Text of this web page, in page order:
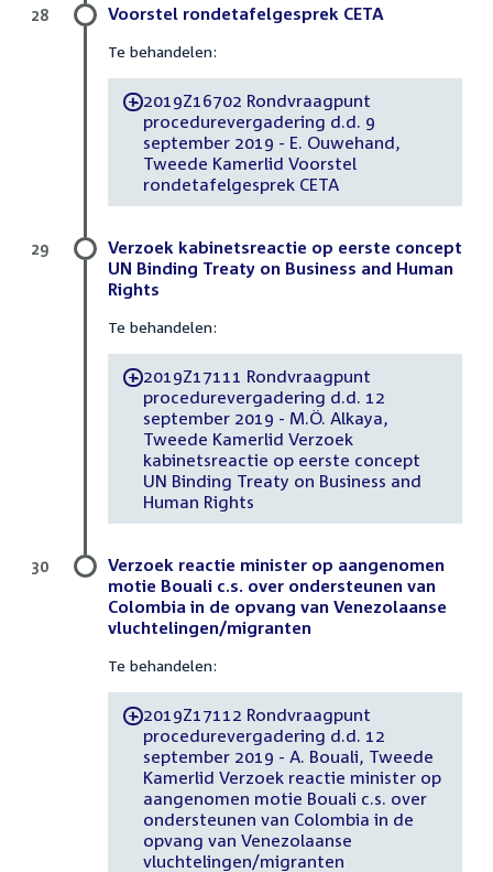
Voorstel rondetafelgesprek CETA
Te behandelen:
-2019Z16702 Rondvraagpunt
procedurevergadering d.d. 9
september 2019 - E. Ouwehand,
Tweede Kamerlid Voorstel
rondetafelgesprek CETA
28
Verzoek kabinetsreactie op eerste concept
UN Binding Treaty on Business and Human
Rights
Te behandelen:
-2019Z17111 Rondvraagpunt
procedurevergadering d.d. 12
september 2019 - M.Ö. Alkaya,
Tweede Kamerlid Verzoek
kabinetsreactie op eerste concept
UN Binding Treaty on Business and
Human Rights
29
Verzoek reactie minister op aangenomen
motie Bouali c.s. over ondersteunen van
Colombia in de opvang van Venezolaanse
vluchtelingen/migranten
Te behandelen:
-2019Z17112 Rondvraagpunt
procedurevergadering d.d. 12
september 2019 - A. Bouali, Tweede
Kamerlid Verzoek reactie minister op
aangenomen motie Bouali c.s. over
ondersteunen van Colombia in de
opvang van Venezolaanse
vluchtelingen/migranten
30